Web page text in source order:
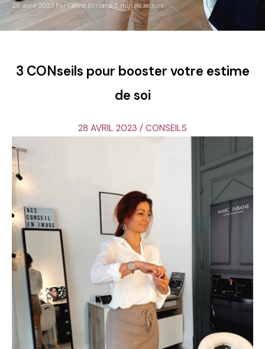
28 avril 2023 Par Céline Soriano 5 min de lecture
3 CONseils pour booster votre estime
de soi
28 AVRIL 2023 / CONSEILS